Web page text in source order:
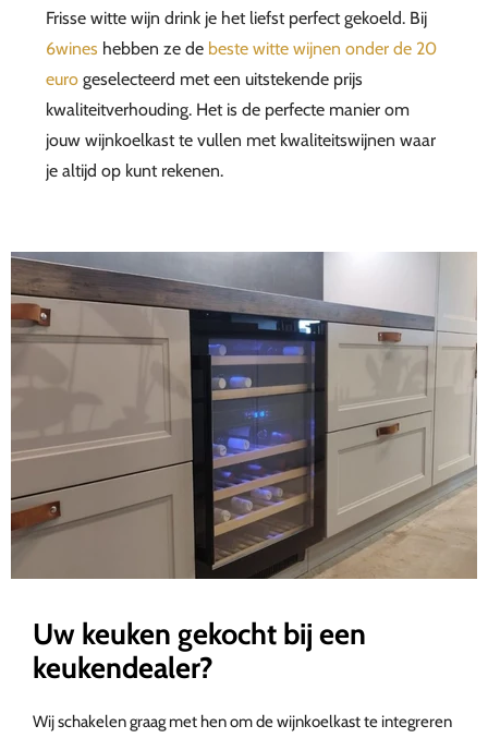
Frisse witte wijn drink je het liefst perfect gekoeld. Bij
6wines hebben ze de beste witte wijnen onder de 20
euro geselecteerd met een uitstekende prijs
kwaliteitverhouding. Het is de perfecte manier om
jouw wijnkoelkast te vullen met kwaliteitswijnen waar
je altijd op kunt rekenen.
Uw keuken gekocht bij een
keukendealer?
Wij schakelen graag met hen om de wijnkoelkast te integreren